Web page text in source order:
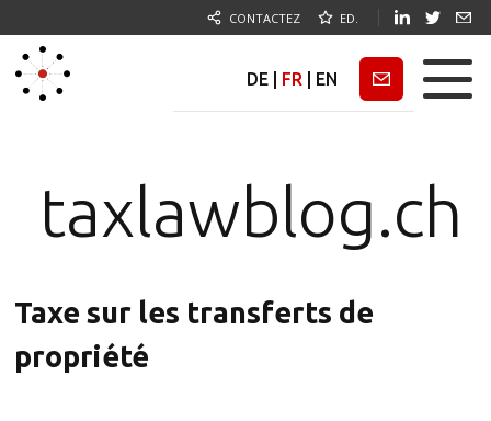
CONTACTEZ ED.
DE FR EN Newsletter
taxlawblog.ch
Taxe sur les transferts de
propriété